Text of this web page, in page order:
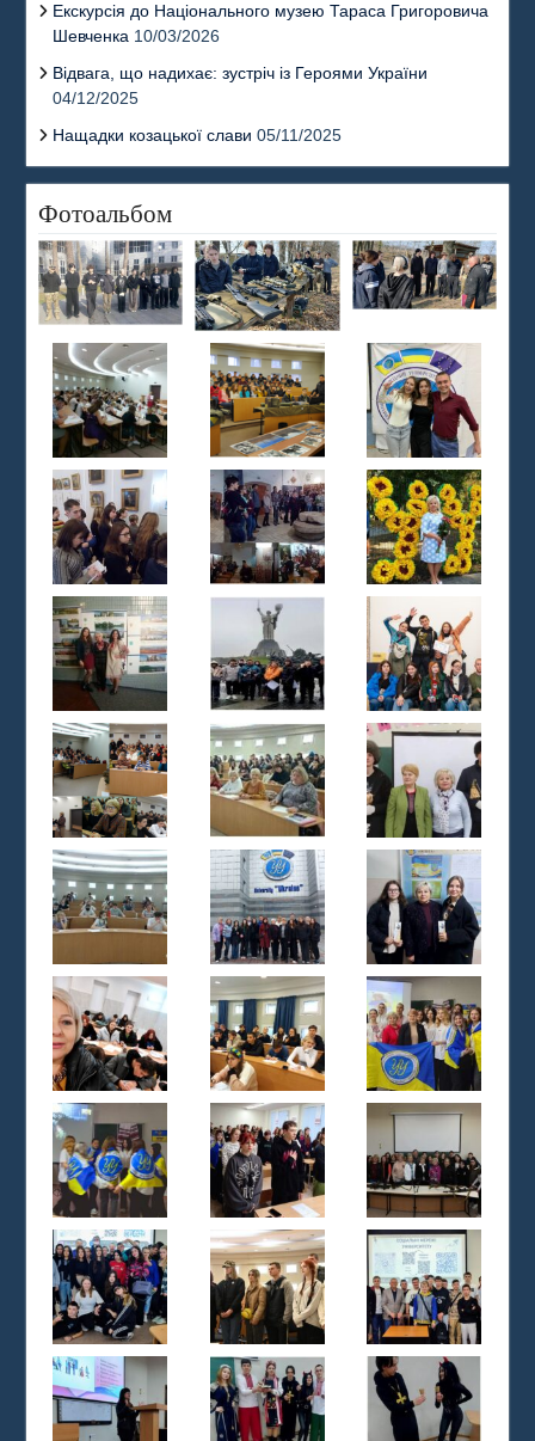
Екскурсія до Національного музею Тараса Григоровича
Шевченка 10/03/2026
Відвага, що надихає: зустріч із Героями України
04/12/2025
Нащадки козацької слави 05/11/2025
Фотоальбом